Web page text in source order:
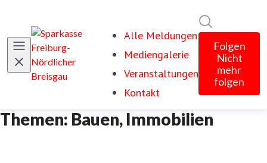
Alle Meldungen
Mediengalerie
Veranstaltungen
Kontakt
Folgen
Nicht
mehr
folgen
Themen: Bauen, Immobilien